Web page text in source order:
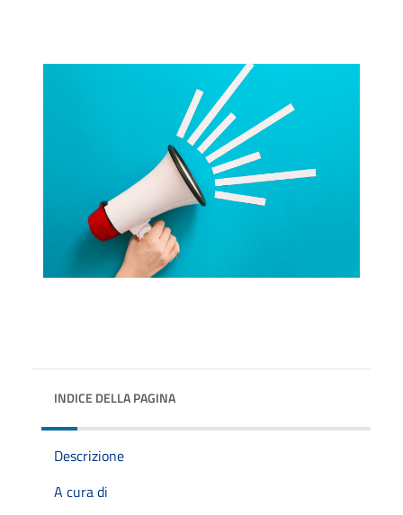
INDICE DELLA PAGINA
Descrizione
A cura di